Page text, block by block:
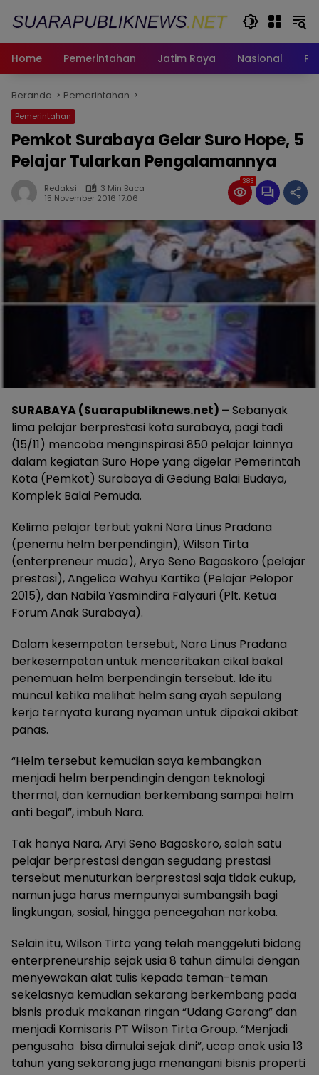
Home
Pemerintahan Jatim Raya Nasional
Beranda Pemerintahan
Pemerintahan
Pemkot Surabaya Gelar Suro Hope, 5
Pelajar Tularkan Pengalamannya
Redaksi
3 Min Baca
15 November 2016 17:06
383
SURABAYA (Suarapubliknews.net) – Sebanyak
lima pelajar berprestasi kota surabaya, pagi tadi
(15/11) mencoba menginspirasi 850 pelajar lainnya
dalam kegiatan Suro Hope yang digelar Pemerintah
Kota (Pemkot) Surabaya di Gedung Balai Budaya,
Komplek Balai Pemuda.
Kelima pelajar terbut yakni Nara Linus Pradana
(penemu helm berpendingin), Wilson Tirta
(enterpreneur muda), Aryo Seno Bagaskoro (pelajar
prestasi), Angelica Wahyu Kartika (Pelajar Pelopor
2015), dan Nabila Yasmindira Falyauri (Plt. Ketua
Forum Anak Surabaya).
Dalam kesempatan tersebut, Nara Linus Pradana
berkesempatan untuk menceritakan cikal bakal
penemuan helm berpendingin tersebut. Ide itu
muncul ketika melihat helm sang ayah sepulang
kerja ternyata kurang nyaman untuk dipakai akibat
panas.
“Helm tersebut kemudian saya kembangkan
menjadi helm berpendingin dengan teknologi
thermal, dan kemudian berkembang sampai helm
anti begal”, imbuh Nara.
Tak hanya Nara, Aryi Seno Bagaskoro, salah satu
pelajar berprestasi dengan segudang prestasi
tersebut menuturkan berprestasi saja tidak cukup,
namun juga harus mempunyai sumbangsih bagi
lingkungan, sosial, hingga pencegahan narkoba.
Selain itu, Wilson Tirta yang telah menggeluti bidang
enterpreneurship sejak usia 8 tahun dimulai dengan
menyewakan alat tulis kepada teman-teman
sekelasnya kemudian sekarang berkembang pada
bisnis produk makanan ringan “Udang Garang” dan
menjadi Komisaris PT Wilson Tirta Group. “Menjadi
pengusaha bisa dimulai sejak dini”, ucap anak usia 13
tahun yang sekarang juga menangani bisnis properti